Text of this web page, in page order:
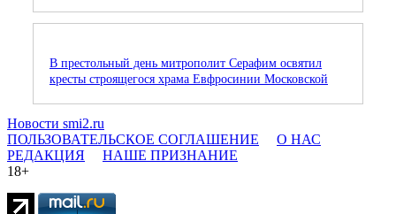
В престольный день митрополит Серафим освятил
кресты строящегося храма Евфросинии Московской
Новости smi2.ru
ПОЛЬЗОВАТЕЛЬСКОЕ СОГЛАШЕНИЕ
О НАС
РЕДАКЦИЯ
НАШЕ ПРИЗНАНИЕ
18+